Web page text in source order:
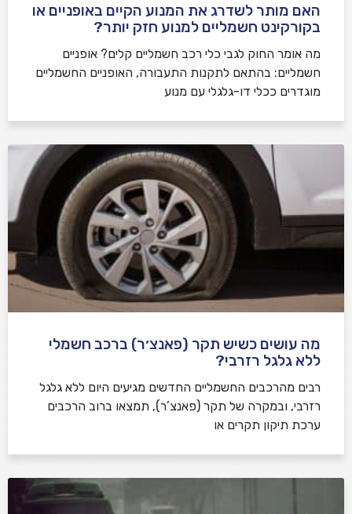
האם מותר לשדרג את המנוע הקיים באופניים או
בקורקינט חשמליים למנוע חזק יותר?
מה אומר החוק לגבי כלי רכב חשמליים קלים? אופניים
חשמליים: בהתאם לתקנות התעבורה, האופניים החשמליים
מוגדרים ככלי דו-גלגלי עם מנוע
מה עושים כשיש תקר (פאנצ׳ר) ברכב חשמלי
ללא גלגל רזרבי?
רבים מהרכבים החשמליים החדשים מגיעים היום ללא גלגל
רזרבי, ובמקרה של תקר (פאנצ’ר), תמצאו ברוב הרכבים
ערכת תיקון תקרים או